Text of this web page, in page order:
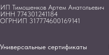
ИП Тимошенков Артем Анатольевич
ИНН 774301241184
ОГРНИП 317774600169141
Универсальные сертификаты